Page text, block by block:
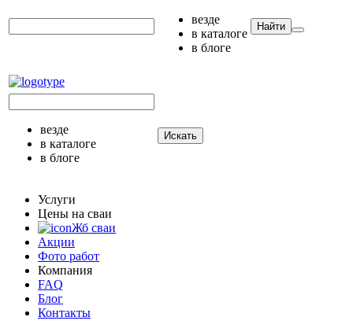
везде
в каталоге
в блоге
Найти
везде
в каталоге
в блоге
Искать
Услуги
Цены на сваи
Жб сваи
Акции
Фото работ
Компания
FAQ
Блог
Контакты